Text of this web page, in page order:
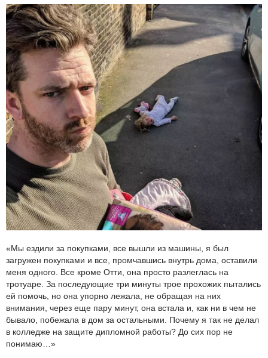
«Мы ездили за покупками, все вышли из машины, я был
загружен покупками и все, промчавшись внутрь дома, оставили
меня одного. Все кроме Отти, она просто разлеглась на
тротуаре. За последующие три минуты трое прохожих пытались
ей помочь, но она упорно лежала, не обращая на них
внимания, через еще пару минут, она встала и, как ни в чем не
бывало, побежала в дом за остальными. Почему я так не делал
в колледже на защите дипломной работы? До сих пор не
понимаю…»